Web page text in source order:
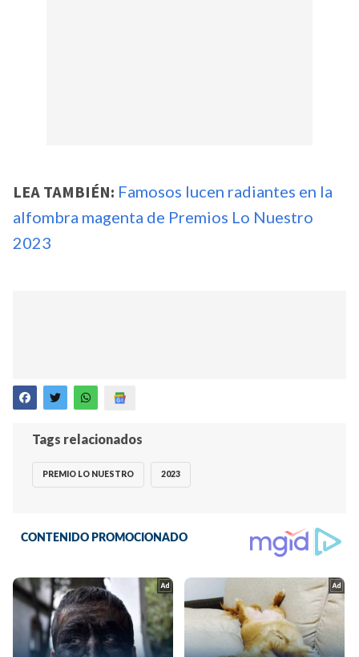
LEA TAMBIÉN: Famosos lucen radiantes en la
alfombra magenta de Premios Lo Nuestro
2023
Tags relacionados
PREMIO LO NUESTRO 2023